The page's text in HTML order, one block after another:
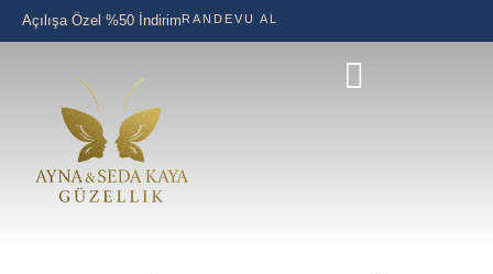
Açılışa Özel %50 İndirimRANDEVU AL